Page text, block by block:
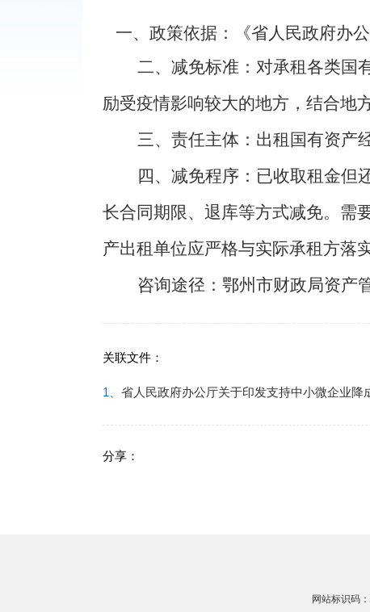
一、政策依据： 《省人民政府办
二、减免标准： 对承租各类国
励受疫情影响较大的地方，结合地
三、责任主体 ： 出租国有资产
四、减免程序： 已收取租金但
长合同期限、退库等方式减免。需
产出租单位应严格与实际承租方落
咨询途径：鄂州市财政局资产
关联文件：
1、 省人民政府办公厅关于印发支持中小微企业降
分享：
网站标识码